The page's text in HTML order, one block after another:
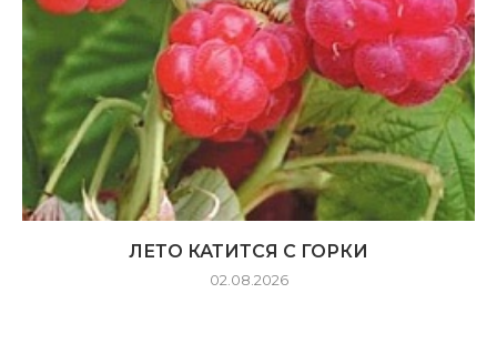
ЛЕТО КАТИТСЯ С ГОРКИ
02.08.2026